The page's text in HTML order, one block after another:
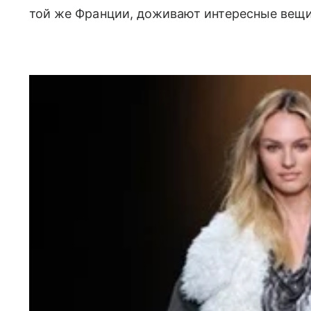
той же Франции, доживают интересные